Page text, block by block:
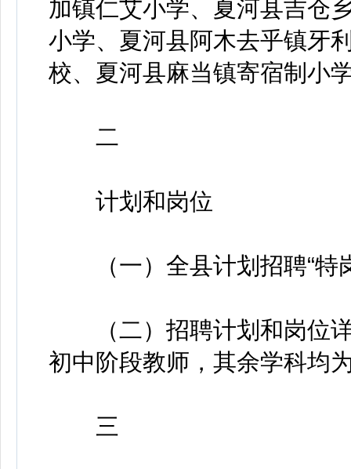
加镇仁艾小学、夏河县吉仓
小学、夏河县阿木去乎镇牙
校、夏河县麻当镇寄宿制小
二
计划和岗位
（一）全县计划招聘“特
（二）招聘计划和岗位详
初中阶段教师，其余学科均
三